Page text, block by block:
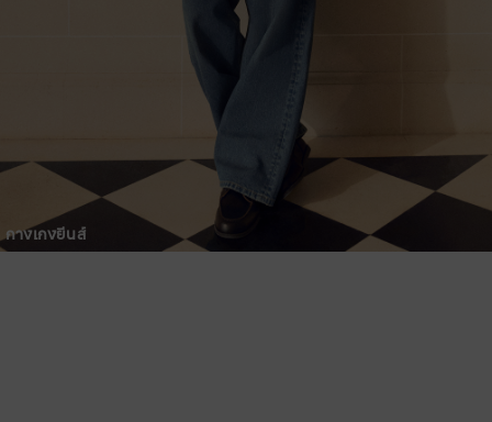
กางเกงยีนส์